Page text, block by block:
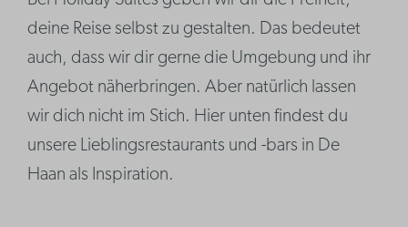
deine Reise selbst zu gestalten. Das bedeutet
auch, dass wir dir gerne die Umgebung und ihr
Angebot näherbringen. Aber natürlich lassen
wir dich nicht im Stich. Hier unten findest du
unsere Lieblingsrestaurants und -bars in De
Haan als Inspiration.